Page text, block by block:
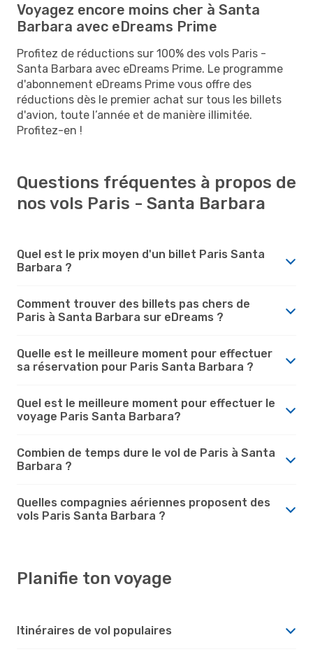
Voyagez encore moins cher à Santa
Barbara avec eDreams Prime
Profitez de réductions sur 100% des vols Paris -
Santa Barbara avec eDreams Prime. Le programme
d'abonnement eDreams Prime vous offre des
réductions dès le premier achat sur tous les billets
d'avion, toute l’année et de manière illimitée.
Profitez-en !
Questions fréquentes à propos de
nos vols Paris - Santa Barbara
Quel est le prix moyen d'un billet Paris Santa
Barbara ?
Comment trouver des billets pas chers de
Paris à Santa Barbara sur eDreams ?
Quelle est le meilleure moment pour effectuer
sa réservation pour Paris Santa Barbara ?
Quel est le meilleure moment pour effectuer le
voyage Paris Santa Barbara?
Combien de temps dure le vol de Paris à Santa
Barbara ?
Quelles compagnies aériennes proposent des
vols Paris Santa Barbara ?
Planifie ton voyage
Itinéraires de vol populaires